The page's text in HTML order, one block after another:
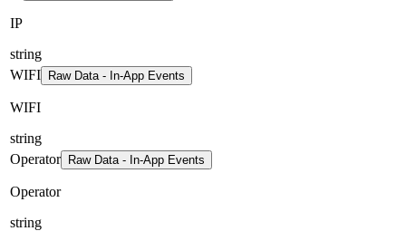
IP
string
WIFI
Raw Data - In-App Events
WIFI
string
Operator
Raw Data - In-App Events
Operator
string